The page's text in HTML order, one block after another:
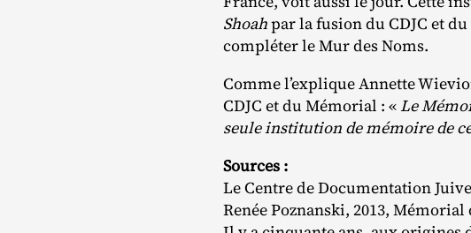
Shoahpar la fusion du CDJC et
compléter le Mur des Noms.
Comme l’explique Annette
CDJC et du Mémorial : «Le
seule institution de mémoire de
Sources :
Le Centre de Documentation
Renée Poznanski, 2013, Mémorial